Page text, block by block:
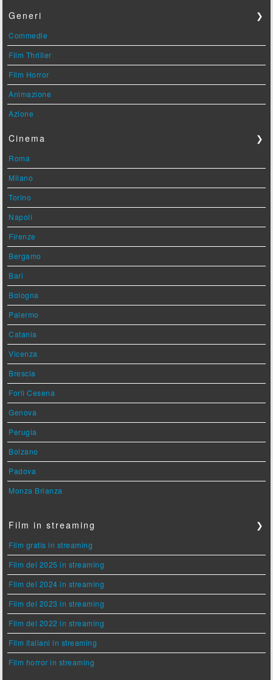
Generi ❯
Commedie
Film Thriller
Film Horror
Animazione
Azione
Cinema ❯
Roma
Milano
Torino
Napoli
Firenze
Bergamo
Bari
Bologna
Palermo
Catania
Vicenza
Brescia
Forlì Cesena
Genova
Perugia
Bolzano
Padova
Monza Brianza
Film in streaming ❯
Film gratis in streaming
Film del 2025 in streaming
Film del 2024 in streaming
Film del 2023 in streaming
Film del 2022 in streaming
Film italiani in streaming
Film horror in streaming